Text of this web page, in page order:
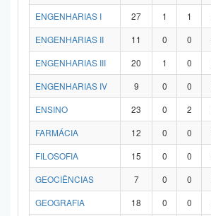
ENGENHARIAS I
27 1 1
ENGENHARIAS II
11 0 0
ENGENHARIAS III
20 1 0
ENGENHARIAS IV
9 0 0
ENSINO
23 0 2
FARMÁCIA
12 0 0
FILOSOFIA
15 0 0
GEOCIÊNCIAS
7 0 0
GEOGRAFIA
18 0 0